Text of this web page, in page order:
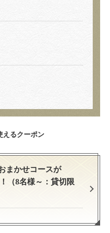
えるクーポン
まかせコースが
（8名様～：貸切限